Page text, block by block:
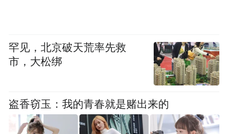
罕见，北京破天荒率先救
市，大松绑
盗香窃玉：我的青春就是赌出来的